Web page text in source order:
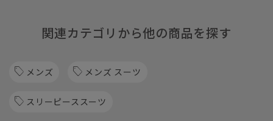
関連カテゴリから他の商品を探す
メンズ メンズ スーツ
スリーピーススーツ